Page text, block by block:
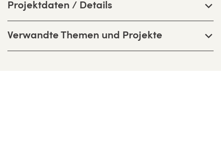
Projektdaten / Details
Verwandte Themen und Projekte